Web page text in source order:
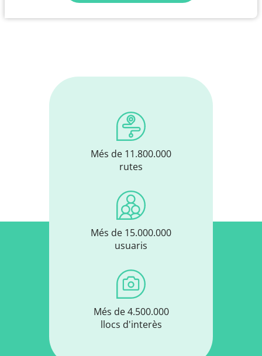
Més de 11.800.000
rutes
Més de 15.000.000
usuaris
Més de 4.500.000
llocs d'interès